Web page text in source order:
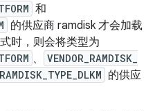
和
的供应商 ramdisk 才会加载
时，则会将类型为
、
VENDOR_RAMDISK_
的供应